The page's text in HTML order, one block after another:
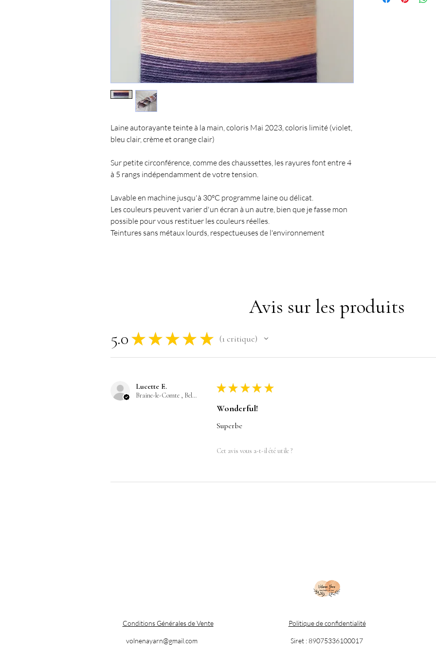
Laine autorayante teinte à la main, coloris Mai 2023, coloris limité (violet,
bleu clair, crème et orange clair)
Sur petite circonférence, comme des chaussettes, les rayures font entre 4
à 5 rangs indépendamment de votre tension.
Lavable en machine jusqu'à 30°C programme laine ou délicat.
Les couleurs peuvent varier d'un écran à un autre, bien que je fasse mon
possible pour vous restituer les couleurs réelles.
Teintures sans métaux lourds, respectueuses de l'environnement
Avis sur les produits
5.0 ★ ★ ★ ★ ★ 1 critique
Lucette E.
Braine-le-Comte , Belgium
★ ★ ★ ★ ★
Wonderful!
Superbe
Cet avis vous a-t-il été utile ?
Conditions Générales de Vente Politique de confidentialité
volnenayarn@gmail.com Siret : 89075336100017